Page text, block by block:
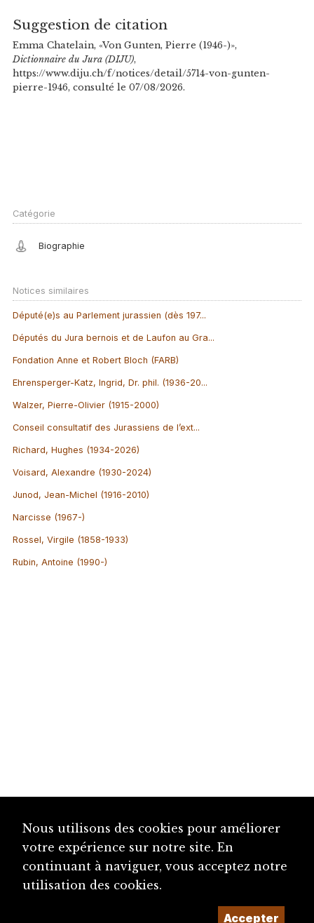
Suggestion de citation
Emma Chatelain, «Von Gunten, Pierre (1946-)»,
Dictionnaire du Jura (DIJU),
https://www.diju.ch/f/notices/detail/5714-von-gunten-
pierre-1946, consulté le 07/08/2026.
Catégorie
Biographie
Notices similaires
Député(e)s au Parlement jurassien (dès 197...
Députés du Jura bernois et de Laufon au Gra...
Fondation Anne et Robert Bloch (FARB)
Ehrensperger-Katz, Ingrid, Dr. phil. (1936-20...
Walzer, Pierre-Olivier (1915-2000)
Conseil consultatif des Jurassiens de l’ext...
Richard, Hughes (1934-2026)
Voisard, Alexandre (1930-2024)
Junod, Jean-Michel (1916-2010)
Narcisse (1967-)
Rossel, Virgile (1858-1933)
Rubin, Antoine (1990-)
Nous utilisons des cookies pour améliorer
votre expérience sur notre site. En
continuant à naviguer, vous acceptez notre
utilisation des cookies.
Accepter